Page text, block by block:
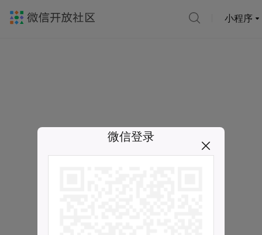
小程序
微信登录